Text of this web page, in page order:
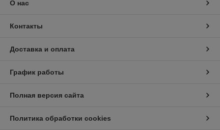
О нас
Контакты
Доставка и оплата
График работы
Полная версия сайта
Политика обработки cookies